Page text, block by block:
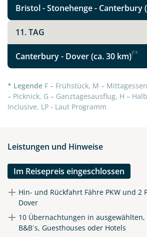
Bristol - Stonehenge - Canterbury
11. TAG
Canterbury - Dover (ca. 30 km)F*
* Legende F – Frühstück, M –
– Picknick, G – Ganztagesausflug, H –
Inclusive, LP - Laut Programm
Leistungen und Hinweise
Im Reisepreis eingeschlossen
Hin- und Rückfahrt Fähre PKW und 2
Dover
10 Übernachtungen in
B&B´s, Guesthouses oder Hotels